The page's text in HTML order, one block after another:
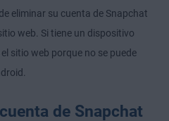
eliminar su cuenta de Snapchat
web. Si tiene un dispositivo
sitio web porque no se puede
de Snapchat